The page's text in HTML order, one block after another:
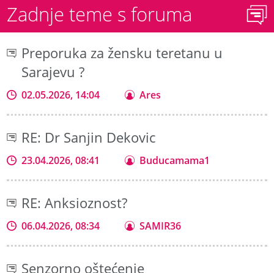
Zadnje teme s foruma
Preporuka za žensku teretanu u
Sarajevu ?
02.05.2026, 14:04 Ares
RE: Dr Sanjin Dekovic
23.04.2026, 08:41 Buducamama1
RE: Anksioznost?
06.04.2026, 08:34 SAMIR36
Senzorno oštećenje